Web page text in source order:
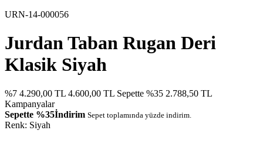
URN-14-000056
Jurdan Taban Rugan Deri
Klasik Siyah
%7 4.290,00 TL 4.600,00 TL Sepette %35 2.788,50 TL
Kampanyalar
Sepette %35İndirim Sepet toplamında yüzde indirim.
Renk: Siyah